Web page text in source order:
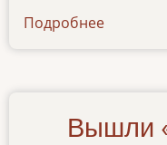
Подробнее
Вышли